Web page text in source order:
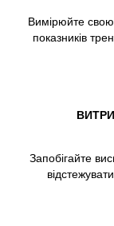
Вимірюйте
показників
Запобігайте